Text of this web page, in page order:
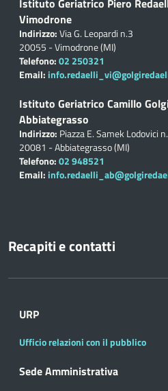
Vimodrone
Indirizzo:Via G. Leopardi n.3
20055 - Vimodrone (MI)
Telefono:02 250321
Email:
Istituto Geriatrico Camillo
Abbiategrasso
Indirizzo: Piazza E. Samek Lodovici
20081 - Abbiategrasso (MI)
Telefono:02 948521
Email:
Recapiti e contatti
URP
Ufficio relazioni con il pubblico
Sede Amministrativa